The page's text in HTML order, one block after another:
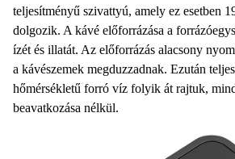
teljesítményű szivattyú, amely ez esetben
dolgozik. A kávé előforrázása a
ízét és illatát. Az előforrázás alacsony
a kávészemek megduzzadnak. Ezután
hőmérsékletű forró víz folyik át rajtuk,
beavatkozása nélkül.